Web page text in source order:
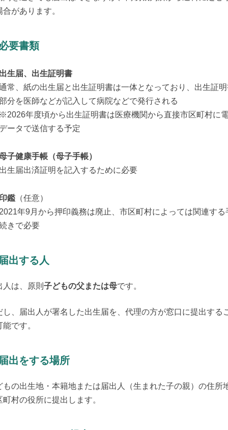
合があります。
要書類
生届、出生証明書
常、紙の出生届と出生証明書は一体となっており、出生証
分を医師などが記入して病院などで発行される
年度頃から出生証明書は医療機関から直接市区町村に
ータで送信する予定
子健康手帳（母子手帳）
生届出済証明を記入するために必要
鑑 （任意）
年9月から押印義務は廃止、市区町村によっては関連する
きで必要
出する人
人は、原則 子どもの父または母です。
し、届出人が署名した出生届を、代理の方が窓口に提出する
能です。
出をする場所
もの出生地・本籍地または届出人（生まれた子の親）の住所
町村の役所に提出します。